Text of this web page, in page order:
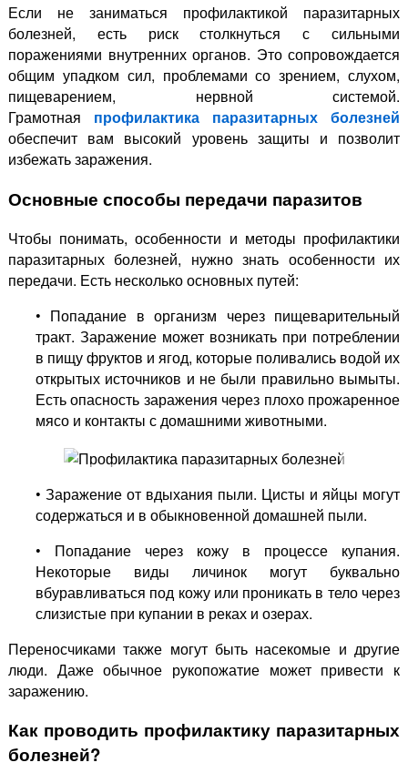
Если не заниматься профилактикой паразитарных
болезней, есть риск столкнуться с сильными
поражениями внутренних органов. Это сопровождается
общим упадком сил, проблемами со зрением, слухом,
пищеварением, нервной системой.
Грамотная профилактика паразитарных болезней
обеспечит вам высокий уровень защиты и позволит
избежать заражения.
Основные способы передачи паразитов
Чтобы понимать, особенности и методы профилактики
паразитарных болезней, нужно знать особенности их
передачи. Есть несколько основных путей:
• Попадание в организм через пищеварительный
тракт. Заражение может возникать при потреблении
в пищу фруктов и ягод, которые поливались водой их
открытых источников и не были правильно вымыты.
Есть опасность заражения через плохо прожаренное
мясо и контакты с домашними животными.
• Заражение от вдыхания пыли. Цисты и яйцы могут
содержаться и в обыкновенной домашней пыли.
• Попадание через кожу в процессе купания.
Некоторые виды личинок могут буквально
вбуравливаться под кожу или проникать в тело через
слизистые при купании в реках и озерах.
Переносчиками также могут быть насекомые и другие
люди. Даже обычное рукопожатие может привести к
заражению.
Как проводить профилактику паразитарных
болезней?